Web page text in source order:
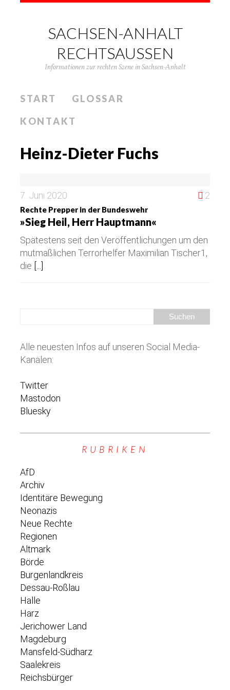
SACHSEN-ANHALT
RECHTSAUSSEN
Informationen zur rechten Szene in Sachsen-Anhalt
START
GLOSSAR
KONTAKT
Heinz-Dieter Fuchs
7. Juni 2020 2
Rechte Prepper in der Bundeswehr
»Sieg Heil, Herr Hauptmann«
Spätestens seit den Veröffentlichungen um den
mutmaßlichen Terrorhelfer Maximilian Tischer1,
die
Alle neuesten Infos auf unseren Social Media-
Kanälen:
Twitter
Mastodon
Bluesky
RUBRIKEN
AfD
Archiv
Identitäre Bewegung
Neonazis
Neue Rechte
Regionen
Altmark
Börde
Burgenlandkreis
Dessau-Roßlau
Halle
Harz
Jerichower Land
Magdeburg
Mansfeld-Südharz
Saalekreis
Reichsbürger